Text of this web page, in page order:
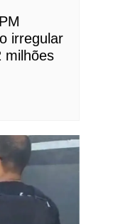
irregular
milhões